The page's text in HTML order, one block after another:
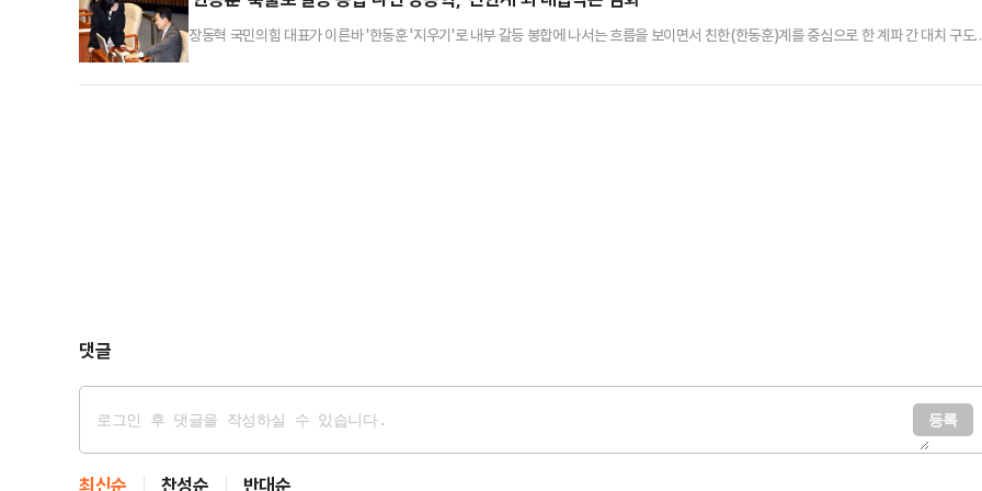
장동혁 국민의힘 대표가 이른바 '한동훈 '지우기'로 내부 갈등 봉합에 나서는 흐름을 보이면서 친한(한동훈)계를 중심으로 한 계파 간 대치 구도
'독재'라 규정하며 팽팽히 맞서고 있어 당내 분열이 장기화될 가능성이 커지고 있다.국민의힘은 9일 국회에서 최고위원회의를 열어 일명 '친한
댓글
최신순 찬성순 반대순